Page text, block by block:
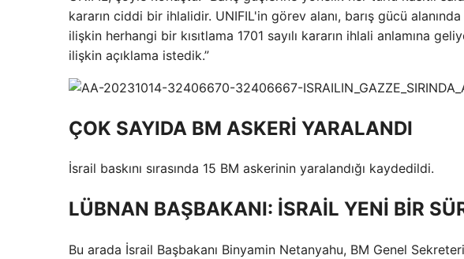
kararın ciddi bir ihlalidir. UNIFIL'in görev alanı, barış gücü
ilişkin herhangi bir kısıtlama 1701 sayılı kararın ihlali anlamına
ilişkin açıklama istedik.”
ÇOK SAYIDA BM ASKERİ YARALANDI
İsrail baskını sırasında 15 BM askerinin yaralandığı kaydedildi.
LÜBNAN BAŞBAKANI: İSRAİL YENİ BİR
Bu arada İsrail Başbakanı Binyamin Netanyahu, BM Genel